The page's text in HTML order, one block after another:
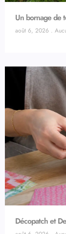
Un bornage de
août 6, 2026
Décopatch et